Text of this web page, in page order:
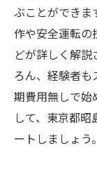
ぶことができま
作や安全運転の
どが詳しく解
ろん、経験者も
期費用無しで始
して、東京都
ートしましょう。